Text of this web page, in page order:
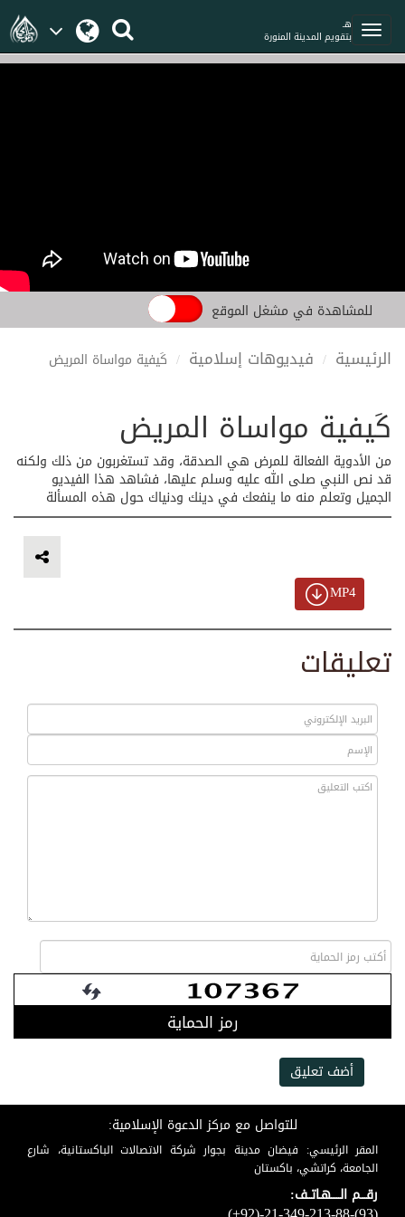
هـ
بتقويم المدينة المنورة
للمشاهدة في مشغل الموقع
الرئيسية فيديوهات إسلامية كَيفية مواساة المريض
كَيفية مواساة المريض
من الأدوية الفعالة للمرض هي الصدقة، وقد تستغربون من ذلك ولكنه
قد نص النبي صلى الله عليه وسلم عليها، فشاهد هذا الفيديو
الجميل وتعلم منه ما ينفعك في دينك ودنياك حول هذه المسألة
MP4
تعليقات
رمز الحماية
أضف تعليق
للتواصل مع مركز الدعوة الإسلامية:
المقر الرئيسي: فيضان مدينة بجوار شركة الاتصالات الباكستانية، شارع
الجامعة، كراتشي، باكستان
رقـــم الـــــهـاتــف: